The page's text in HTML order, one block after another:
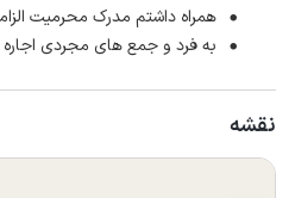
همراه داشتم مدرک محرمیت
به فرد و جمع های مجردی
نقشه